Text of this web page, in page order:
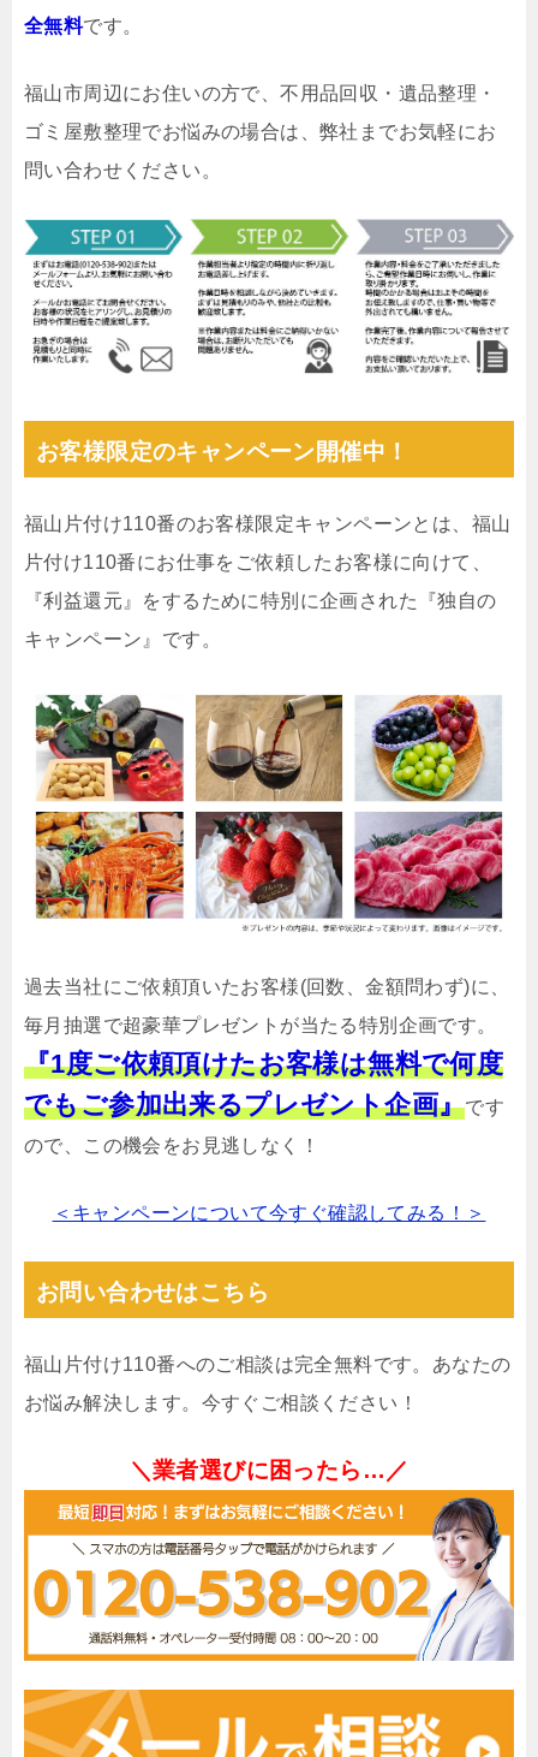
全無料です。
福山市周辺にお住いの方で、不用品回収・遺品整理・
ゴミ屋敷整理でお悩みの場合は、弊社までお気軽にお
問い合わせください。
お客様限定のキャンペーン開催中！
福山片付け110番のお客様限定キャンペーンとは、福山
片付け110番にお仕事をご依頼したお客様に向けて、
『利益還元』をするために特別に企画された『独自の
キャンペーン』です。
過去当社にご依頼頂いたお客様(回数、金額問わず)に、
毎月抽選で超豪華プレゼントが当たる特別企画です。
『1度ご依頼頂けたお客様は無料で何度
でもご参加出来るプレゼント企画』です
ので、この機会をお見逃しなく！
＜キャンペーンについて今すぐ確認してみる！＞
お問い合わせはこちら
福山片付け110番へのご相談は完全無料です。あなたの
お悩み解決します。今すぐご相談ください！
＼業者選びに困ったら…／